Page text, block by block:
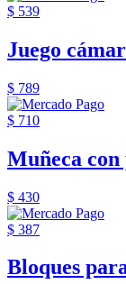
$ 539
Juego
$ 789
$ 710
Muñeca
$ 430
$ 387
Bloques